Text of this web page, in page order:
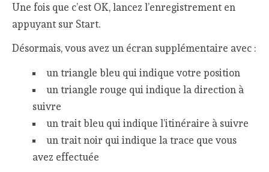
Une fois que c’est OK, lancez l’enregistrement en
appuyant sur Start.
Désormais, vous avez un écran supplémentaire avec :
un triangle bleu qui indique votre position
un triangle rouge qui indique la direction à
suivre
un trait bleu qui indique l’itinéraire à suivre
un trait noir qui indique la trace que vous
avez effectuée